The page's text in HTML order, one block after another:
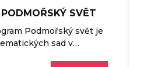
PODMOŘSKÝ SVĚT
Podmořský svět je
sad v…